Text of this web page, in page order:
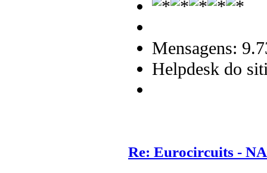
Mensagens:
Helpdesk do
Re: Eurocircuits -